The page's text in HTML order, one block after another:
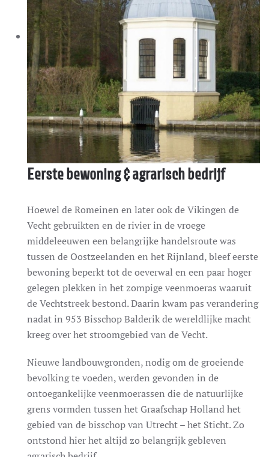
Eerste bewoning & agrarisch bedrijf
Hoewel de Romeinen en later ook de Vikingen de
Vecht gebruikten en de rivier in de vroege
middeleeuwen een belangrijke handelsroute was
tussen de Oostzeelanden en het Rijnland, bleef eerste
bewoning beperkt tot de oeverwal en een paar hoger
gelegen plekken in het zompige veenmoeras waaruit
de Vechtstreek bestond. Daarin kwam pas verandering
nadat in 953 Bisschop Balderik de wereldlijke macht
kreeg over het stroomgebied van de Vecht.
Nieuwe landbouwgronden, nodig om de groeiende
bevolking te voeden, werden gevonden in de
ontoegankelijke veenmoerassen die de natuurlijke
grens vormden tussen het Graafschap Holland het
gebied van de bisschop van Utrecht – het Sticht. Zo
ontstond hier het altijd zo belangrijk gebleven